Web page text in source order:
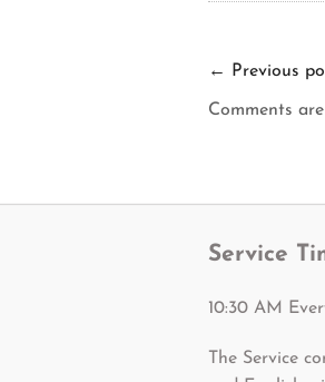
← Previous
Comments
Service
10:30 AM
The Service